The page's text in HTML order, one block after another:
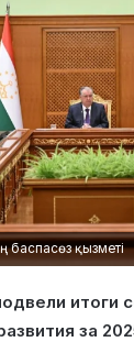
баспасөз қызметі
итоги
за